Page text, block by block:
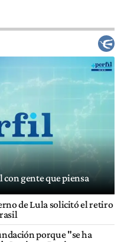
con gente que piensa
de Lula solicitó el retiro
porque "se ha